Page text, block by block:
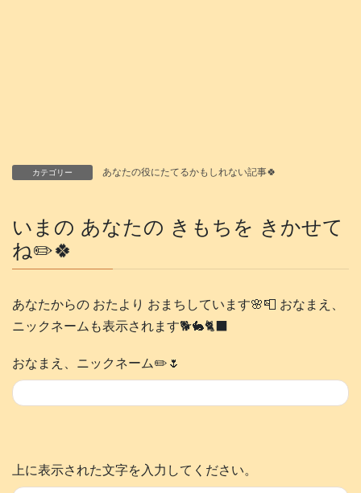
カテゴリー あなたの役にたてるかもしれない記事🍀
いまの あなたの きもちを きかせて
ね✏️🍀
あなたからの おたより おまちしています🌸📮 おなまえ、
ニックネームも表示されます🐕️🐇🐈‍⬛
おなまえ、ニックネーム✏️🌷
上に表示された文字を入力してください。